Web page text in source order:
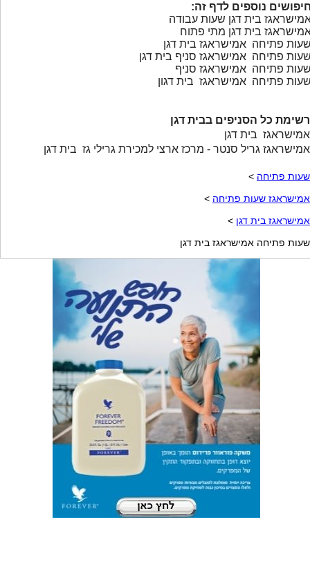
נוספים לדף זה:
בית דגן שעות עבודה
בית דגן מתי פתוח
פתיחה אמישראגז בית דגן
פתיחה אמישראגז סניף בית דגן
פתיחה אמישראגז סניף
פתיחה אמישראגז בית דגון
רשימת כל הסניפים בבית דגן
אמישראגז בית דגן
אמישראגז גריל סנטר - מרכז ארצי למכירת גרילי גז בית דגן
שעות פתיחה >
אמישראגז שעות פתיחה >
אמישראגז בית דגן >
שעות פתיחה אמישראגז בית דגן